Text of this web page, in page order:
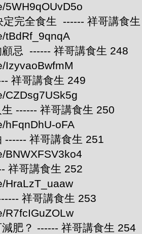
5WH9qOUvD5o
定完全食生 ------ 祥哥講食
tBdRf_9qnqA
忌 ------ 祥哥講食生 248
IzyvaoBwfmM
祥哥講食生 249
CZDsg7USk5g
------ 祥哥講食生 250
hFqnDhU-oFA
------ 祥哥講食生 251
BNWXFSV3ko4
祥哥講食生 252
HraLzT_uaaw
祥哥講食生 253
R7fcIGuZOLw
肥？ ------ 祥哥講食生 254